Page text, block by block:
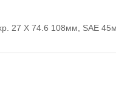
27 X 74.6 108мм, SAE